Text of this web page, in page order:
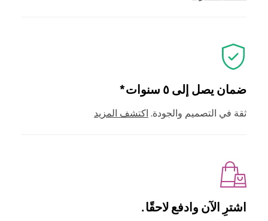
ضمان يصل إلى ٥ سنوات*
ثقة في التصميم والجودة. اكتشف المزيد
اشترِ الآن وادفع لاحقًا.